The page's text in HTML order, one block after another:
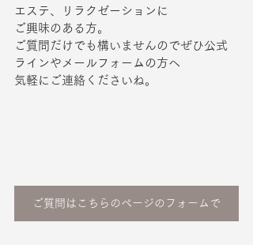
エステ、リラクゼーションに
ご興味のある方。
ご質問だけでも構いませんのでぜひ公式
ラインやメールフォームの方へ
気軽にご連絡くださいね。
ご質問はこちらのページのフォームで